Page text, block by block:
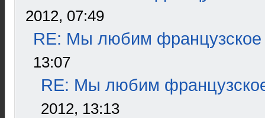
2012, 07:49
RE: Мы любим французское
13:07
RE: Мы любим
2012, 13:13